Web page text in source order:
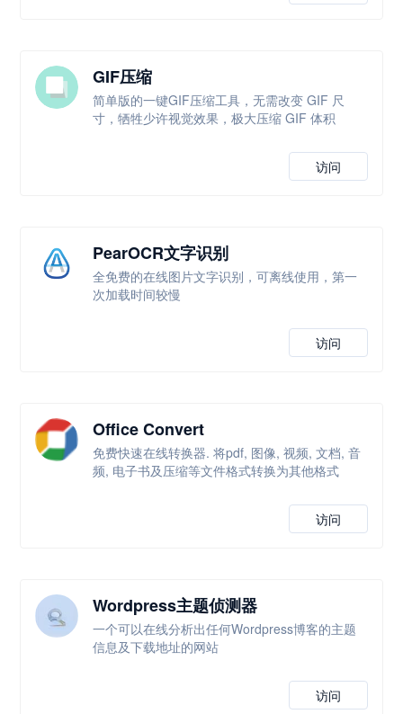
GIF压缩
简单版的一键GIF压缩工具，无需改变 GIF 尺
寸，牺牲少许视觉效果，极大压缩 GIF 体积
访问
PearOCR文字识别
全免费的在线图片文字识别，可离线使用，第一
次加载时间较慢
访问
Office Convert
免费快速在线转换器. 将pdf, 图像, 视频, 文档, 音
频, 电子书及压缩等文件格式转换为其他格式
访问
Wordpress主题侦测器
一个可以在线分析出任何Wordpress博客的主题
信息及下载地址的网站
访问